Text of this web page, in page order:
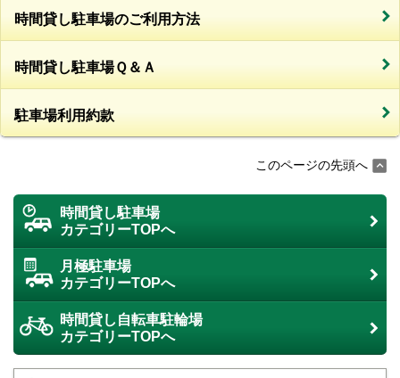
時間貸し駐車場のご利用方法
時間貸し駐車場Ｑ＆Ａ
駐車場利用約款
このページの先頭へ
時間貸し駐車場
カテゴリーTOPへ
月極駐車場
カテゴリーTOPへ
時間貸し自転車駐輪場
カテゴリーTOPへ